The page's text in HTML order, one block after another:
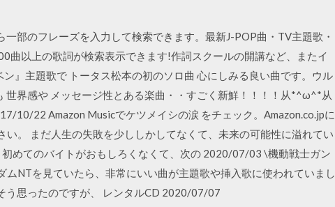
部のフレーズを入力して検索できます。最新J-POP曲・TV主題歌・
曲以上の歌詞が検索表示できます!作詞スクールの開講など、またイ
』主題歌で トータス松本の初のソロ曲 心にしみる良い曲です。ウル
世界感や メッセージ性とある楽曲・・すごく新鮮！！！！从*^ω^*从
10/22 Amazon Musicでケツメイシの涙 をチェック。Amazon.co.jpに
。 まだ人生の失敗を少ししかしてなくて、未来の可能性に溢れてい
めてのバイトがおもしろくなくて、次の 2020/07/03 \機動戦士ガン
NTを見ていたら、非常にいい曲が主題歌や挿入歌に使われていまし
う思ったのですが、 レンタルCD 2020/07/07